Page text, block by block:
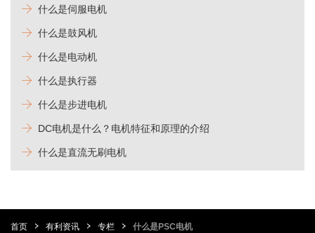
什么是伺服电机
什么是鼓风机
什么是电动机
什么是执行器
什么是步进电机
DC电机是什么？电机特征和原理的介绍
什么是直流无刷电机
首页 有利资讯 专栏 什么是PSC电机